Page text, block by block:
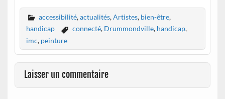
accessibilité,actualités,Artistes, bien-être,
handicap
connecté, Drummondville, handicap,
imc, peinture
Laisser un commentaire